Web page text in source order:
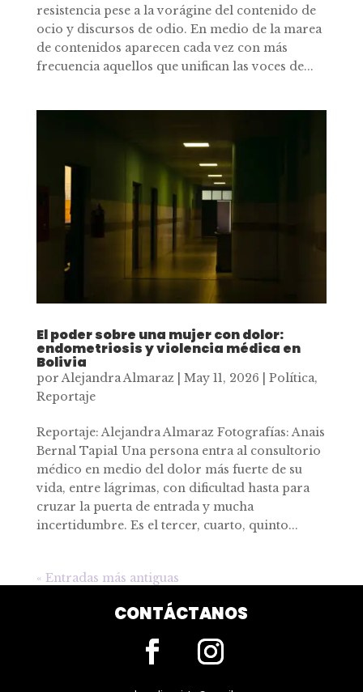
resistencia pese a la vorágine del contenido de
ocio y discursos de odio. En medio de la marea
de contenidos aparecen cada vez con más
frecuencia aquellos que unifican las voces de...
El poder sobre una mujer con dolor:
endometriosis y violencia médica en
Bolivia
porAlejandra Almaraz May 11, 2026 Política,
Reportaje
Reportaje: Alejandra Almaraz Fotografías: Anais
Bernal Tapia1 Una persona entra al consultorio
médico en medio del dolor más fuerte de su
vida, entre lágrimas, con dificultad hasta para
cruzar la puerta de entrada y mucha
incertidumbre. Es el tercer, cuarto, quinto...
« Entradas más antiguas
CONTÁCTANOS